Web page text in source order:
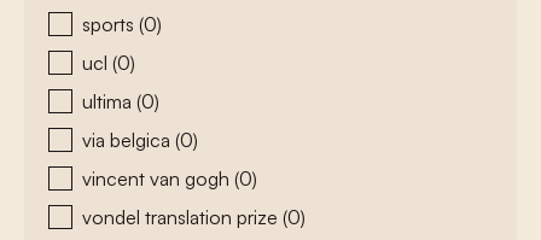
sports (0)
ucl (0)
ultima (0)
via belgica (0)
vincent van gogh (0)
vondel translation prize (0)